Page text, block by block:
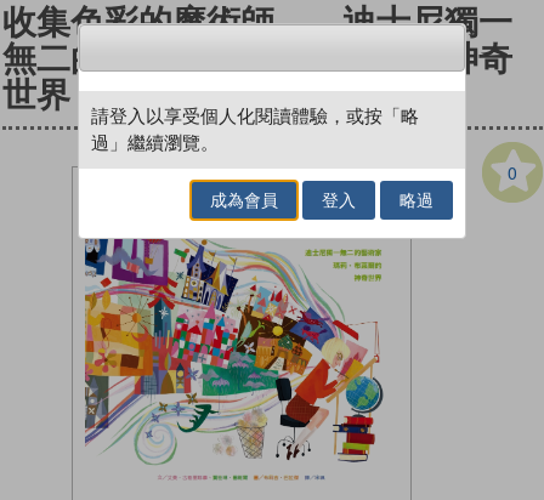
收集色彩的魔術師——迪士尼獨一
無二的藝術家瑪莉．布萊爾的神奇
世界
0
請登入以享受個人化閱讀體驗，或按「略
過」繼續瀏覽。
成為會員 登入 略過